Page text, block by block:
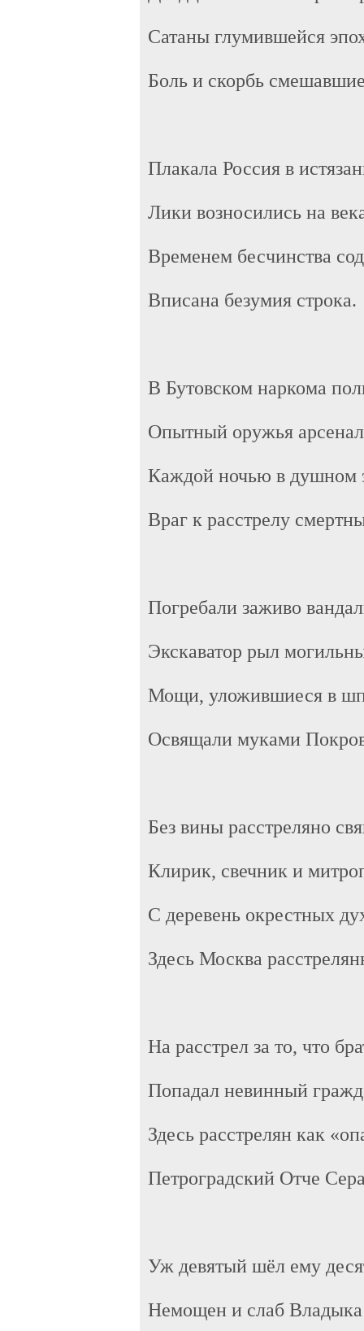
Сатаны глумившейся
Боль и скорбь
Плакала Россия в
Лики возносились на
Временем бесчинства
Вписана безумия строка.
В Бутовском наркома
Опытный оружья
Каждой ночью в душном
Враг к расстрелу
Погребали заживо
Экскаватор рыл
Мощи, уложившиеся в
Освящали муками
Без вины расстреляно
Клирик, свечник и
С деревень окрестных
Здесь Москва
На расстрел за то, что
Попадал невинный
Здесь расстрелян как
Петроградский Отче
Уж девятый шёл ему
Немощен и слаб